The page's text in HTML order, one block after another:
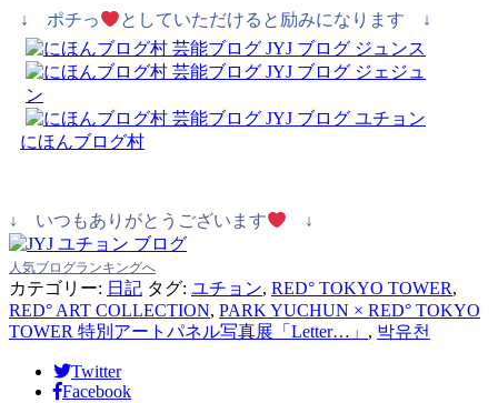
↓ ポチっ としていただけると励みになります ↓
にほんブログ村
↓ いつもありがとうございます ↓
人気ブログランキングへ
カテゴリー: 日記 タグ: ユチョン, RED° TOKYO TOWER,
RED° ART COLLECTION, PARK YUCHUN × RED° TOKYO
TOWER 特別アートパネル写真展「Letter…」 , 박유천
Twitter
Facebook